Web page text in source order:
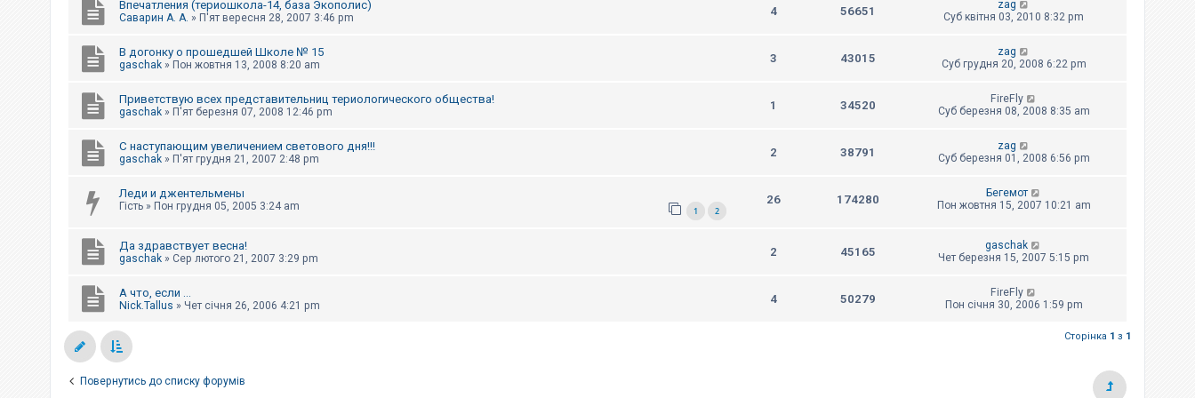
Впечатления (териошкола-14, база Экополис)
Саварин А. А. » П'ят вересня 28, 2007 3:46 pm 4 56651
zag
Суб квітня 03, 2010 8:32 pm
В догонку о прошедшей Школе № 15
gaschak » Пон жовтня 13, 2008 8:20 am 3 43015
zag
Суб грудня 20, 2008 6:22 pm
Приветствую всех представительниц териологического общества!
gaschak » П'ят березня 07, 2008 12:46 pm 1 34520
FireFly
Суб березня 08, 2008 8:35 am
С наступающим увеличением светового дня!!!
gaschak » П'ят грудня 21, 2007 2:48 pm 2 38791
zag
Суб березня 01, 2008 6:56 pm
Леди и джентельмены
Гість » Пон грудня 05, 2005 3:24 am 1 2
26 174280
Бегемот
Пон жовтня 15, 2007 10:21 am
Да здравствует весна!
gaschak » Сер лютого 21, 2007 3:29 pm 2 45165
gaschak
Чет березня 15, 2007 5:15 pm
А что, если ...
Nick.Tallus » Чет січня 26, 2006 4:21 pm 4 50279
FireFly
Пон січня 30, 2006 1:59 pm
Сторінка 1 з 1
Повернутись до списку форумів